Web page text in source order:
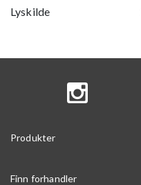
Lyskilde
Produkter
Finn forhandler